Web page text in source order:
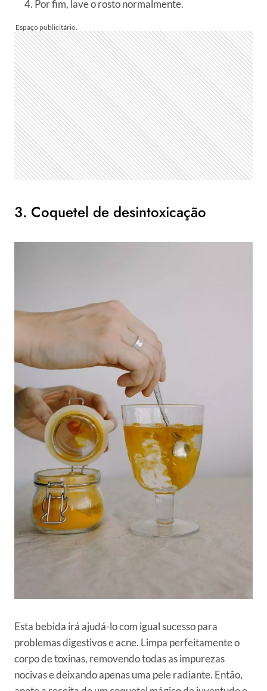
Por fim, lave o rosto normalmente.
3. Coquetel de desintoxicação
Esta bebida irá ajudá-lo com igual sucesso para
problemas digestivos e acne. Limpa perfeitamente o
corpo de toxinas, removendo todas as impurezas
nocivas e deixando apenas uma pele radiante. Então,